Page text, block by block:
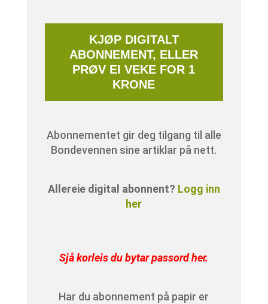
KJØP DIGITALT
ABONNEMENT, ELLER
PRØV EI VEKE FOR 1
KRONE
Abonnementet gir deg tilgang til alle
Bondevennen sine artiklar på nett.
Allereie digital abonnent? Logg inn
her
Sjå korleis du bytar passord her.
Har du abonnement på papir er